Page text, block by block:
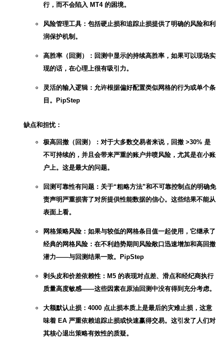
行，而不会陷入 MT4 的困境。
风险管理工具：包括硬止损和追踪止损提供了明确的风险和利
润保护机制。
高胜率（回测）：回测中显示的持续高胜率，如果可以现场实
现的话，在心理上很有吸引力。
灵活的输入逻辑：允许根据偏好配置类似网格的行为或单个条
目。PipStep
缺点和担忧：
极高回撤（回测）：对于大多数交易者来说，回撤 >30% 是
不可持续的，并且会带来严重的账户井喷风险，尤其是在小账
户上。这是最大的问题。
回测可靠性有问题：关于“粗略方法”和不可靠控制点的明确免
责声明严重损害了对所提供性能数据的信心。这些结果不能从
表面上看。
网格策略风险：如果与较低的网格条目值一起使用，它继承了
经典的网格风险：在不利趋势期间风险敞口迅速增加和高回撤
潜力——与回测结果一致。PipStep
剥头皮和价差依赖性：M5 的表现对点差、滑点和经纪商执行
质量高度敏感——这些因素在原油回测中没有得到充分考虑。
大额默认止损：4000 点止损本质上是最后的灾难止损，这意
味着 EA 严重依赖追踪止损或快速赢得交易。这引发了人们对
其核心退出策略有效性的质疑。